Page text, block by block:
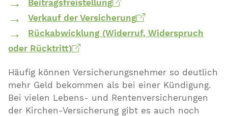
Beitragsfreistellung
Verkauf der Versicherung
Rückabwicklung (Widerruf, Widerspruch
oder Rücktritt)
Häufig können Versicherungsnehmer so deutlich
mehr Geld bekommen als bei einer Kündigung.
Bei vielen Lebens- und Rentenversicherungen
der Kirchen-Versicherung gibt es auch noch